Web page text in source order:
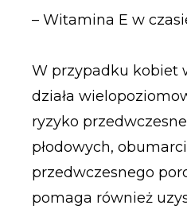
– Witamina E w
W przypadku kobiet
działa
ryzyko
płodowych,
przedwczesnego
pomaga również